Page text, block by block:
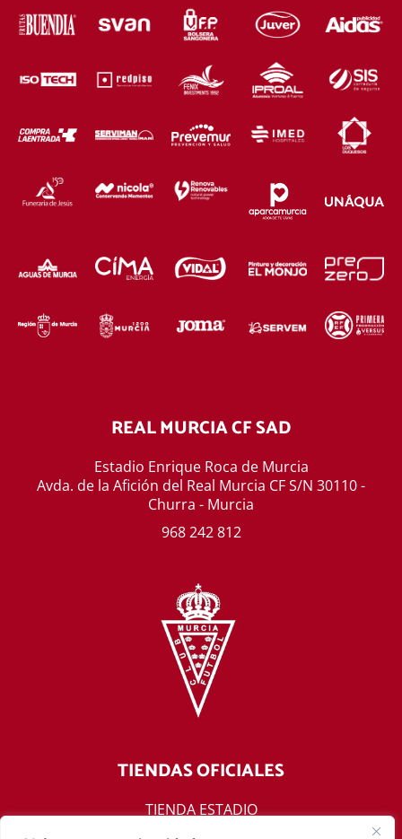
REAL MURCIA CF SAD
Estadio Enrique Roca de Murcia
Avda. de la Afición del Real Murcia CF S/N 30110 -
Churra - Murcia
968 242 812
TIENDAS OFICIALES
TIENDA ESTADIO